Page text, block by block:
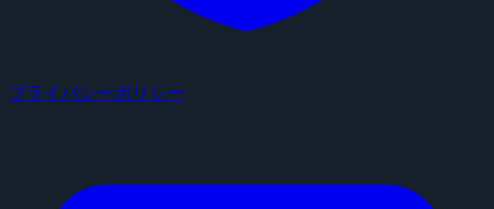
プライバシーポリシー